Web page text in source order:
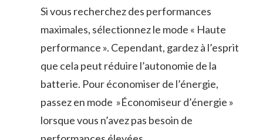
Si vous recherchez des ‍performances
‌maximales, sélectionnez le mode « Haute
performance ». Cependant, gardez à l’esprit
que cela peut réduire l’autonomie de la⁢
batterie. Pour économiser de l’énergie,
passez en mode ⁣ »Économiseur ‍d’énergie »
lorsque vous n’avez pas besoin de